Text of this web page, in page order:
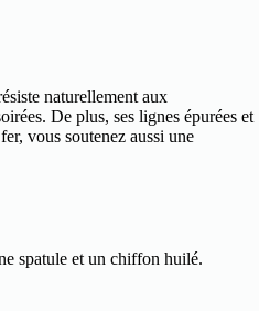
naturellement aux
De plus, ses lignes épurées et
vous soutenez aussi une
spatule et un chiffon huilé.